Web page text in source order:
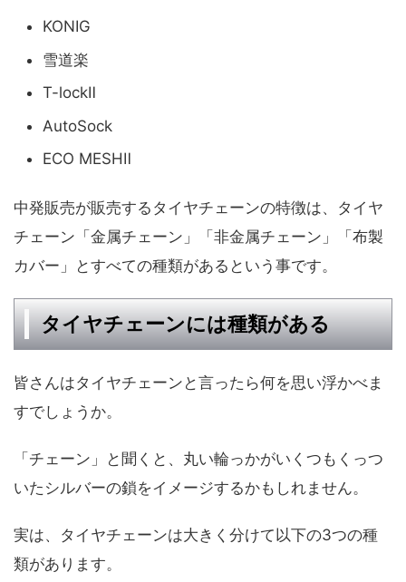
KONIG
雪道楽
T-lockⅡ
AutoSock
ECO MESHⅡ
中発販売が販売するタイヤチェーンの特徴は、タイヤ
チェーン「金属チェーン」「非金属チェーン」「布製
カバー」とすべての種類があるという事です。
タイヤチェーンには種類がある
皆さんはタイヤチェーンと言ったら何を思い浮かべま
すでしょうか。
「チェーン」と聞くと、丸い輪っかがいくつもくっつ
いたシルバーの鎖をイメージするかもしれません。
実は、タイヤチェーンは大きく分けて以下の3つの種
類があります。